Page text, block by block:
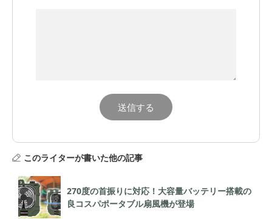
このライターが書いた他の記事
270度の首振りに対応！大容量バッテリー搭載の
良コスパポータブル扇風機が登場